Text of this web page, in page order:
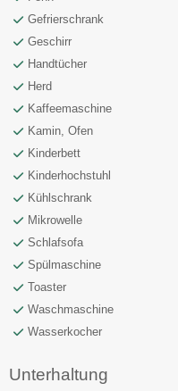
Gefrierschrank
Geschirr
Handtücher
Herd
Kaffeemaschine
Kamin, Ofen
Kinderbett
Kinderhochstuhl
Kühlschrank
Mikrowelle
Schlafsofa
Spülmaschine
Toaster
Waschmaschine
Wasserkocher
Unterhaltung